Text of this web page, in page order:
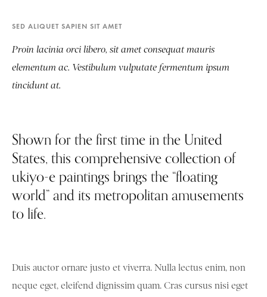
SED ALIQUET SAPIEN SIT AMET
Proin lacinia orci libero, sit amet consequat mauris
elementum ac. Vestibulum vulputate fermentum ipsum
tincidunt at.
Shown for the first time in the United
States, this comprehensive collection of
ukiyo-e paintings brings the “floating
world” and its metropolitan amusements
to life.
Duis auctor ornare justo et viverra. Nulla lectus enim, non
neque eget, eleifend dignissim quam. Cras cursus nisi eget